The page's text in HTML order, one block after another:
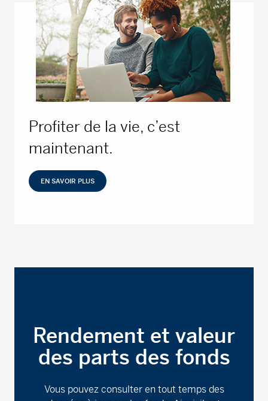
Profiter de la vie, c’est
maintenant.
EN SAVOIR PLUS
Rendement et valeur
des parts des fonds
Vous pouvez consulter en tout temps des